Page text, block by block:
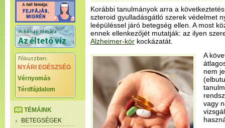
NYÁRI EGÉSZSÉG
Vérnyomás
Térdfájdalom
TÉMÁINK
BETEGSÉGEK
Korábbi tanulmányok arra a
szteroid gyulladásgátló szerek védelmet
leépüléssel járó betegség ellen. A most
ennek ellenkezőjét mutatják: az ilyen
Alzheimer-kór kockázatát.
A
nem
vagy